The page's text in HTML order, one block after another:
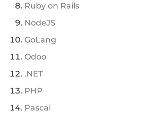
Ruby on Rails
NodeJS
GoLang
Odoo
.NET
PHP
Pascal